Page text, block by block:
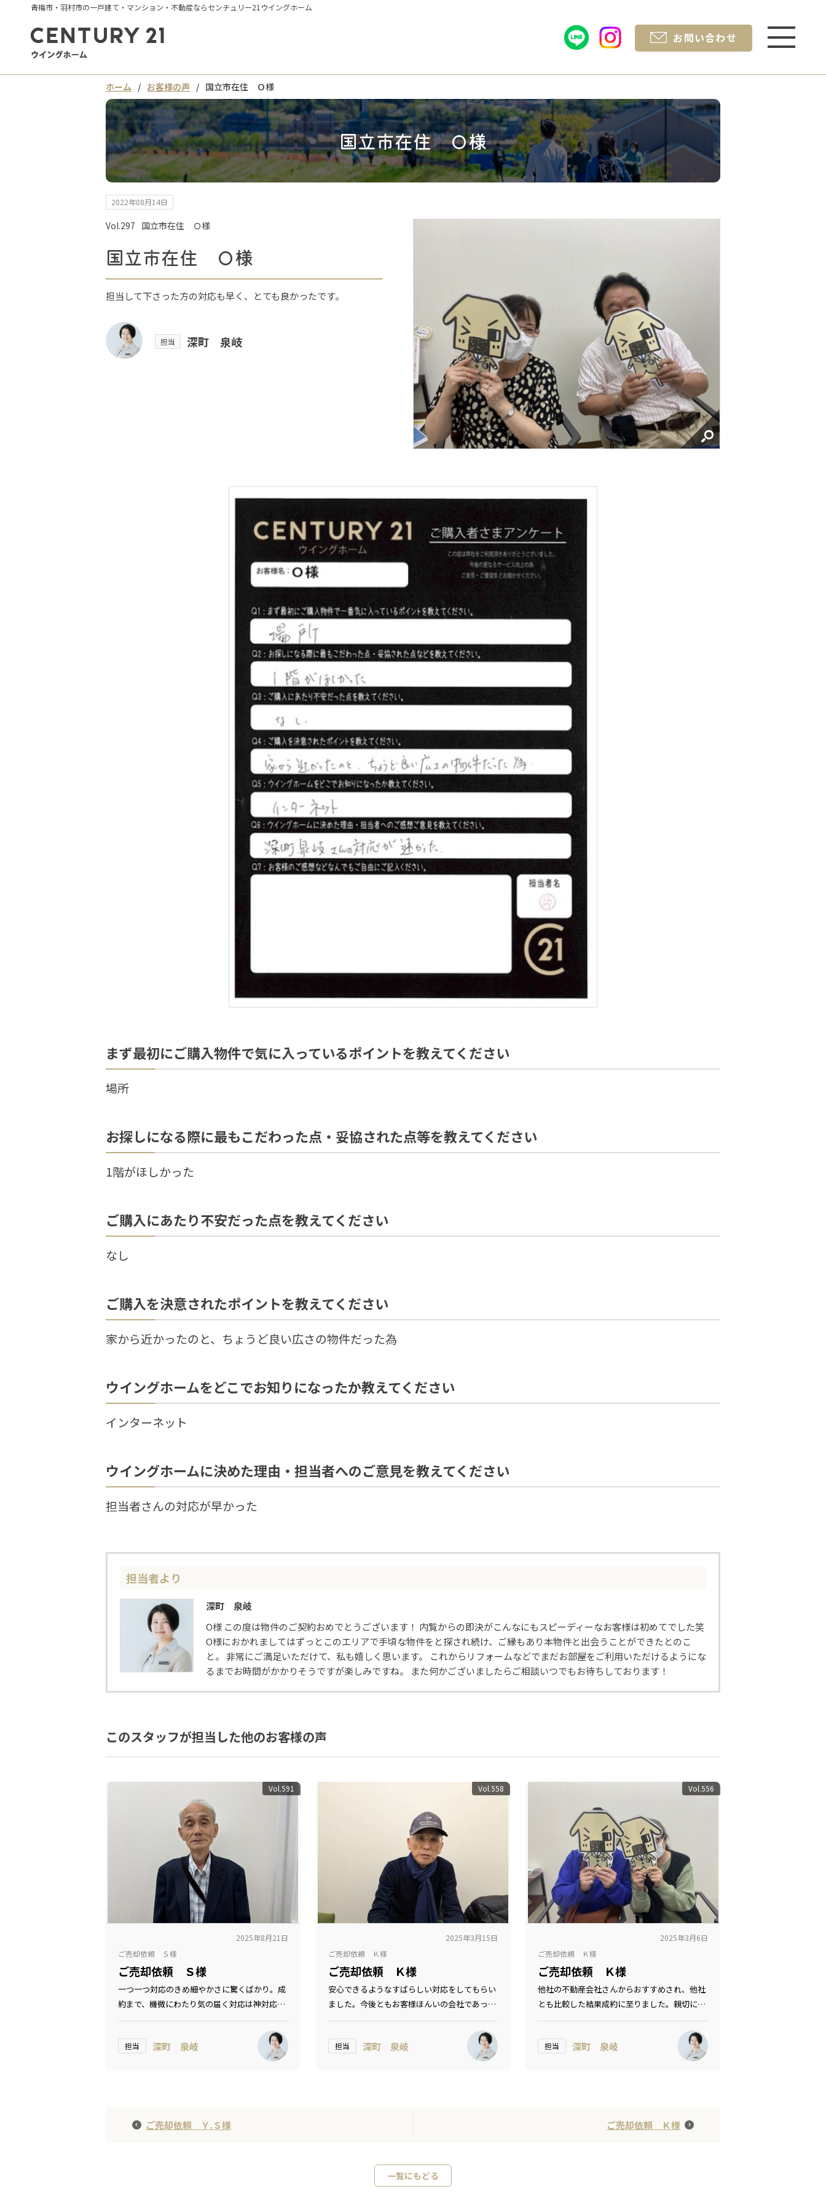
青梅市・羽村市の一戸建て・マンション・不動産ならセンチュリー21ウイングホーム
お問い合わせ
ホーム お客様の声 国立市在住 Ｏ様
国立市在住 Ｏ様
2022年08月14日
Vol.297 国立市在住 Ｏ様
国立市在住 Ｏ様
担当して下さった方の対応も早く、とても良かったです。
担当 深町 泉岐
まず最初にご購入物件で気に入っているポイントを教えてください
場所
お探しになる際に最もこだわった点・妥協された点等を教えてください
1階がほしかった
ご購入にあたり不安だった点を教えてください
なし
ご購入を決意されたポイントを教えてください
家から近かったのと、ちょうど良い広さの物件だった為
ウイングホームをどこでお知りになったか教えてください
インターネット
ウイングホームに決めた理由・担当者へのご意見を教えてください
担当者さんの対応が早かった
担当者より
深町 泉岐
O様 この度は物件のご契約おめでとうございます！ 内覧からの即決がこんなにもスピーディーなお客様は初めてでした笑
O様におかれましてはずっとこのエリアで手頃な物件をと探され続け、ご縁もあり本物件と出会うことができたとのこ
と。 非常にご満足いただけて、私も嬉しく思います。 これからリフォームなどでまだお部屋をご利用いただけるようにな
るまでお時間がかかりそうですが楽しみですね。 また何かございましたらご相談いつでもお待ちしております！
このスタッフが担当した他のお客様の声
Vol.591
2025年8月21日
ご売却依頼 Ｓ様
ご売却依頼 Ｓ様
一つ一つ対応のきめ細やかさに驚くばかり。成
約まで、機微にわたり気の届く対応は神対応で
す!!
担当 深町 泉岐
Vol.558
2025年3月15日
ご売却依頼 Ｋ様
ご売却依頼 Ｋ様
安心できるようなすばらしい対応をしてもらい
ました。今後ともお客様ほんいの会社であって
欲しい
担当 深町 泉岐
Vol.556
2025年3月6日
ご売却依頼 Ｋ様
ご売却依頼 Ｋ様
他社の不動産会社さんからおすすめされ、他社
とも比較した結果成約に至りました。親切に対
応して下さったおかげで、安心しておまかせで
担当 深町 泉岐
ご売却依頼 Ｙ.Ｓ様 ご売却依頼 Ｋ様
一覧にもどる